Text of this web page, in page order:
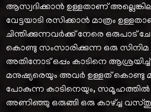
ആസ്വദിക്കാൻ ഉള്ളതാണ്
വേട്ടയാടി രസിക്കാൻ മാത്രം
ചിന്തിക്കുന്നവർക്ക് നേരെ ഒരുപാട്
കൊണ്ടു സംസാരിക്കുന്ന ഒരു
അതിനോട് ഒപ്പം കാടിനെ ആശ്രയിച്ച്
മനുഷ്യരെയും അവർ ഉള്ളത് കൊണ്ടു
പോകുന്ന കാടിനെയും, സമൂഹത്തിൽ
അണിഞ്ഞു ഒരുങ്ങി ഒരു കാഴ്ച്ച